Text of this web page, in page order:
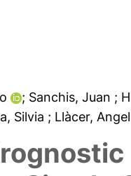
; Sanchis, Juan ;
Silvia ; Llàcer,